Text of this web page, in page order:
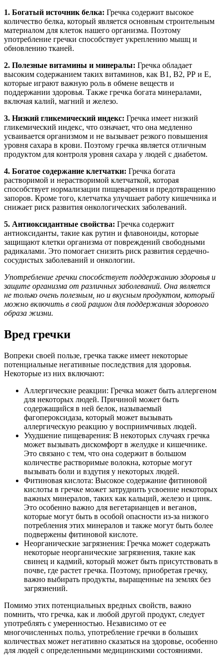
1. Богатый источник белка: Гречка содержит высокое
количество белка, который является основным строительным
материалом для клеток нашего организма. Поэтому
употребление гречки способствует укреплению мышц и
обновлению тканей.
2. Полезные витамины и минералы: Гречка обладает
высоким содержанием таких витаминов, как В1, В2, РР и Е,
которые играют важную роль в обмене веществ и
поддержании здоровья. Также гречка богата минералами,
включая калий, магний и железо.
3. Низкий гликемический индекс: Гречка имеет низкий
гликемический индекс, что означает, что она медленно
усваивается организмом и не вызывает резкого повышения
уровня сахара в крови. Поэтому гречка является отличным
продуктом для контроля уровня сахара у людей с диабетом.
4. Богатое содержание клетчатки: Гречка богата
растворимой и нерастворимой клетчаткой, которая
способствует нормализации пищеварения и предотвращению
запоров. Кроме того, клетчатка улучшает работу кишечника и
снижает риск развития онкологических заболеваний.
5. Антиоксидантные свойства: Гречка содержит
антиоксиданты, такие как рутин и флавоноиды, которые
защищают клетки организма от повреждений свободными
радикалами. Это помогает снизить риск развития сердечно-
сосудистых заболеваний и онкологии.
Употребление гречки способствует поддержанию здоровья и
защите организма от различных заболеваний. Она является
не только очень полезным, но и вкусным продуктом, который
можно включить в свой рацион для поддержания здорового
образа жизни.
Вред гречки
Вопреки своей пользе, гречка также имеет некоторые
потенциальные негативные последствия для здоровья.
Некоторые из них включают:
Аллергические реакции: Гречка может быть аллергеном
для некоторых людей. Причиной может быть
содержащийся в ней белок, называемый
фагопероксидаза, который может вызывать
аллергическую реакцию у восприимчивых людей.
Ухудшение пищеварения: В некоторых случаях гречка
может вызывать дискомфорт в желудке и кишечнике.
Это связано с тем, что она содержит в большом
количестве растворимые волокна, которые могут
вызывать боли и вздутия у некоторых людей.
Фитиновая кислота: Высокое содержание фитиновой
кислоты в гречке может затруднить усвоение некоторых
важных минералов, таких как кальций, железо и цинк.
Это особенно важно для вегетарианцев и веганов,
которые могут быть в особой опасности из-за низкого
потребления этих минералов и также могут быть более
подвержены фитиновой кислоте.
Неорганические загрязнения: Гречка может содержать
некоторые неорганические загрязнения, такие как
свинец и кадмий, который может быть присутствовать в
почве, где растет гречка. Поэтому, приобретая гречку,
важно выбирать продукты, выращенные на землях без
загрязнений.
Помимо этих потенциальных вредных свойств, важно
помнить, что гречка, как и любой другой продукт, следует
употреблять с умеренностью. Независимо от ее
многочисленных польз, употребление гречки в больших
количествах может негативно сказаться на здоровье, особенно
для людей с определенными медицинскими состояниями.